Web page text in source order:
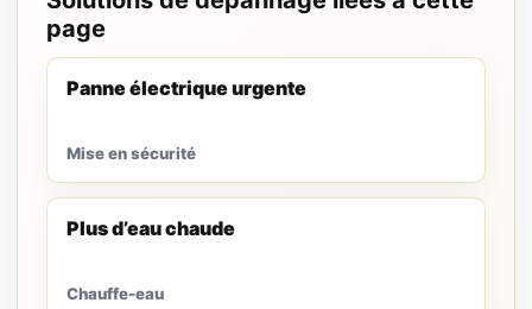
page
Panne électrique urgente
Mise en sécurité
Plus d’eau chaude
Chauffe-eau